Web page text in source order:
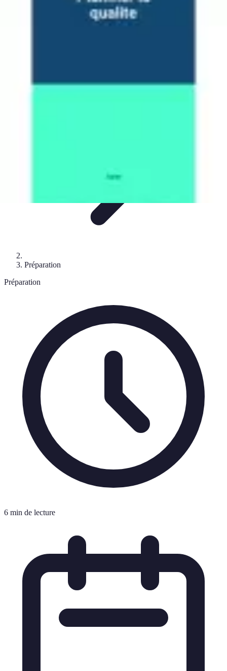
Activités SportivesParapente
Préparation
Préparation
6 min de lecture